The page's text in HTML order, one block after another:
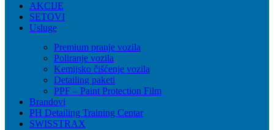
AKCIJE
SETOVI
Usluge
Premium pranje vozila
Poliranje vozila
Kemijsko čišćenje vozila
Detailing paketi
PPF – Paint Protection Film
Brandovi
PH Detailing Training Centar
SWISSTRAX